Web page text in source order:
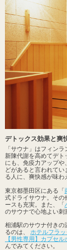
デトックス効果と爽
「サウナ」はフィン
新陳代謝を高めてデ
にも、免疫力アップ
どがあると言われて
る人に、爽快感が味わ
東京都墨田区にある「
式ドライサウナ。その
ースも充実。また、「
のサウナで心地よい刺
相浦駅のサウナ付きの
るのは、 ホテルフラ
【男性専用】カプセ
んでみてください。